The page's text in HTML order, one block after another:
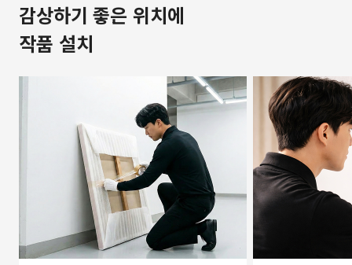
감상하기 좋은 위치에
작품 설치